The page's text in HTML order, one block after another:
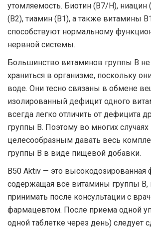
утомляемость. Биотин (B7/H), ниацин
(B2), тиамин (B1), а также витамины
способствуют нормальному
нервной системы.
Большинство витаминов группы В не
храниться в организме, поскольку
воде. Они тесно связаны в обмене
изолированный дефицит одного
всегда легко отличить от дефицита
группы В. Поэтому во многих случаях
целесообразным давать весь
группы В в виде пищевой добавки.
B50 Aktiv — это высокодозированная
содержащая все витамины группы В,
принимать после консультации с
фармацевтом. После приема одной
одной таблетке через день) следует